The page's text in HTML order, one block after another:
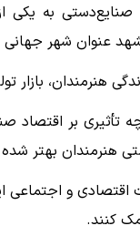
به یکی
عنوان شهر جهانی
هنرمندان، بازار
بر اقتصاد
هنرمندان بهتر
اقتصادی و
کنند.